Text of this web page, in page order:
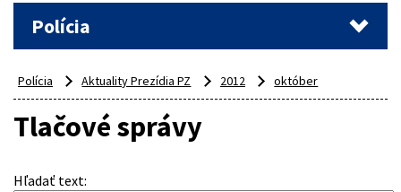
Polícia
Polícia Aktuality Prezídia PZ 2012 október
Tlačové správy
Hľadať text: